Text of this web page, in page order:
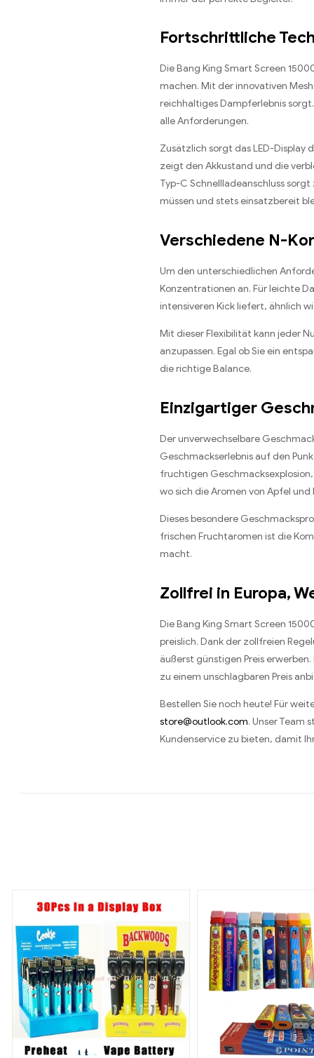
Fortschrittliche
Die Bang King Smart Screen
machen. Mit der innovativen
reichhaltiges Dampferlebnis
alle Anforderungen.
Zusätzlich sorgt das LED-Display
zeigt den Akkustand und die
Typ-C Schnellladeanschluss
müssen und stets einsatzbereit
Verschiedene N-
Um den unterschiedlichen
Konzentrationen an. Für leichte
intensiveren Kick liefert, ähnlich
Mit dieser Flexibilität kann jeder
anzupassen. Egal ob Sie ein
die richtige Balance.
Einzigartiger
Der unverwechselbare
Geschmackserlebnis auf den
fruchtigen
wo sich die Aromen von Apfel
Dieses besondere
frischen Fruchtaromen ist die
macht.
Zollfrei in Europa,
Die Bang King Smart Screen
preislich. Dank der zollfreien
äußerst günstigen Preis
zu einem unschlagbaren Preis
Bestellen Sie noch heute! Für
store@outlook.com. Unser Team
Kundenservice zu bieten, damit